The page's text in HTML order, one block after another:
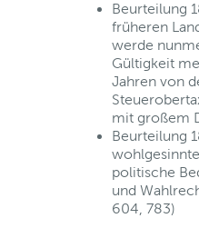
Beurteilung
früheren
werde
Gültigkeit
Jahren von
mit großem
Beurteilung
politische
und
604, 783)